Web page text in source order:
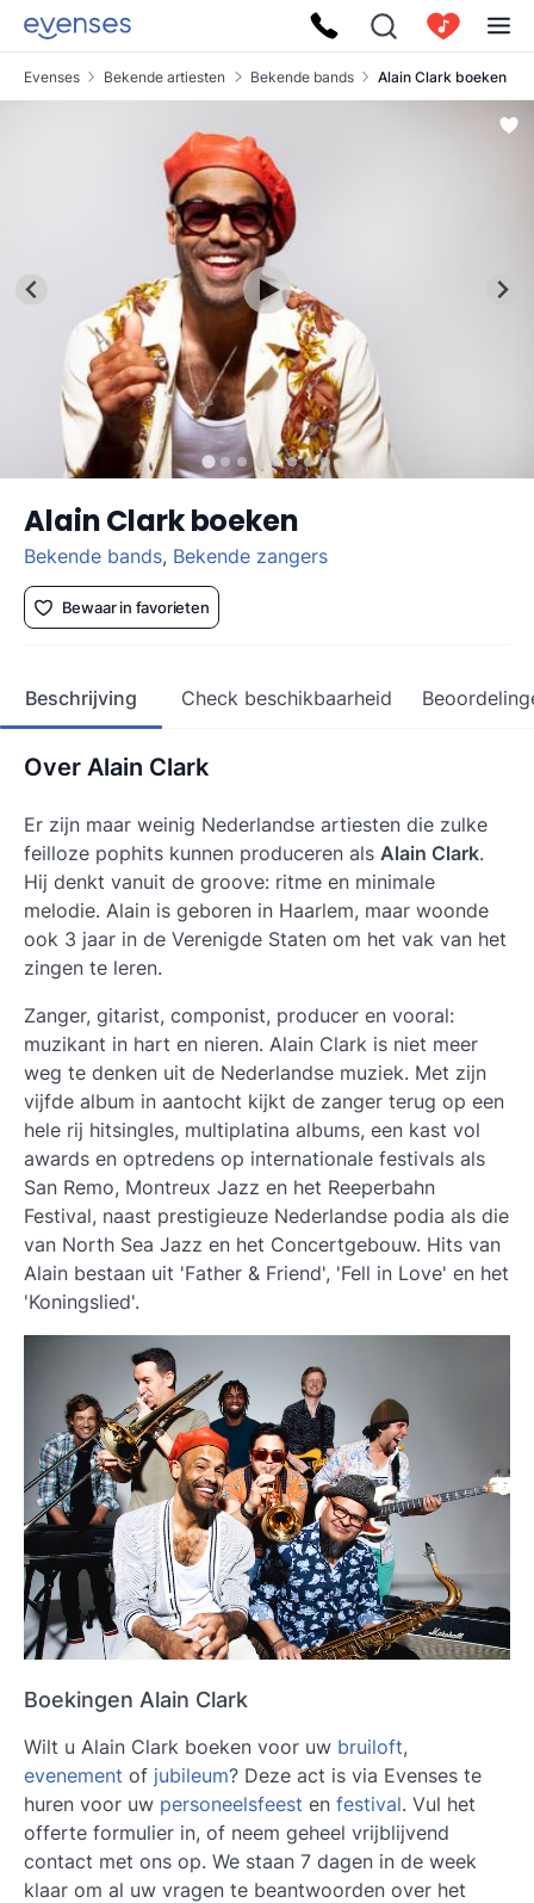
Evenses Bekende artiesten Bekende bands Alain Clark boeken
Alain Clark boeken
Bekende bands, Bekende zangers
Bewaar in favorieten
Beschrijving Check beschikbaarheid
Over Alain Clark
Er zijn maar weinig Nederlandse artiesten die zulke
feilloze pophits kunnen produceren als Alain Clark.
Hij denkt vanuit de groove: ritme en minimale
melodie. Alain is geboren in Haarlem, maar woonde
ook 3 jaar in de Verenigde Staten om het vak van het
zingen te leren.
Zanger, gitarist, componist, producer en vooral:
muzikant in hart en nieren. Alain Clark is niet meer
weg te denken uit de Nederlandse muziek. Met zijn
vijfde album in aantocht kijkt de zanger terug op een
hele rij hitsingles, multiplatina albums, een kast vol
awards en optredens op internationale festivals als
San Remo, Montreux Jazz en het Reeperbahn
Festival, naast prestigieuze Nederlandse podia als die
van North Sea Jazz en het Concertgebouw. Hits van
Alain bestaan uit 'Father & Friend', 'Fell in Love' en het
'Koningslied'.
Boekingen Alain Clark
Wilt u Alain Clark boeken voor uw bruiloft,
evenement of jubileum? Deze act is via Evenses te
huren voor uw personeelsfeest en festival. Vul het
offerte formulier in, of neem geheel vrijblijvend
contact met ons op. We staan 7 dagen in de week
klaar om al uw vragen te beantwoorden over het